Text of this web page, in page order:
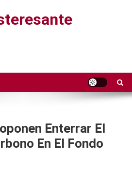
Enterrar El
En El Fondo